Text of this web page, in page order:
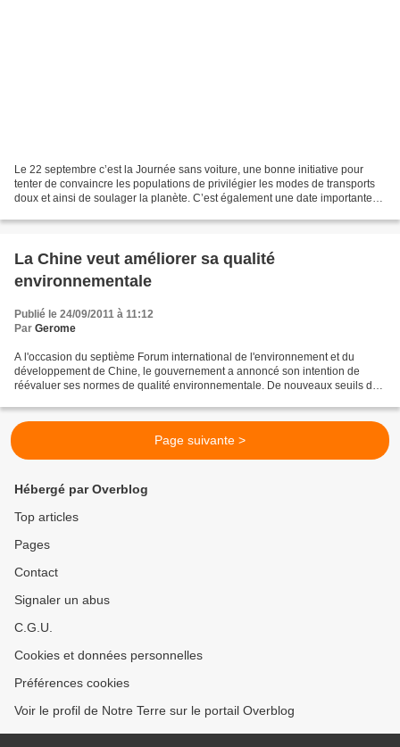
Le 22 septembre c’est la Journée sans voiture, une bonne initiative pour
tenter de convaincre les populations de privilégier les modes de transports
doux et ainsi de soulager la planète. C’est également une date importante
La Chine veut améliorer sa qualité
environnementale
Publié le 24/09/2011 à 11:12
Par Gerome
A l'occasion du septième Forum international de l'environnement et du
développement de Chine, le gouvernement a annoncé son intention de
réévaluer ses normes de qualité environnementale. De nouveaux seuils de
Page suivante >
Hébergé par Overblog
Top articles
Pages
Contact
Signaler un abus
C.G.U.
Cookies et données personnelles
Préférences cookies
Voir le profil de Notre Terre sur le portail Overblog